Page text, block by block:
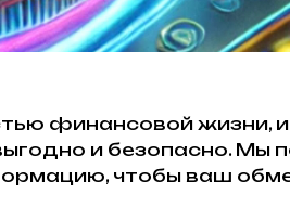
финансовой жизни,
и безопасно. Мы
чтобы ваш